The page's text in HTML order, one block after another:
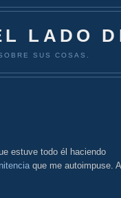
LADO
SUS COSAS.
estuve todo él haciendo
que me autoimpuse.